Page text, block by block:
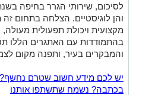
והן לוגיסטיים. הצלחה בתחום
מקצועית ויכולת תפעולית
בהתמודדות עם האתגרים הללו
והמבקרים בעיר, ותפנה מקום
יש לכם מידע חשוב שטרם נחשף?
בכתבה? נשמח שתשתפו אותנו